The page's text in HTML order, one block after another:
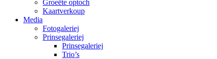
Groeëte optoch
Kaartverkoup
Media
Fotogaleriej
Prinsegaleriej
Prinsegaleriej
Trio’s